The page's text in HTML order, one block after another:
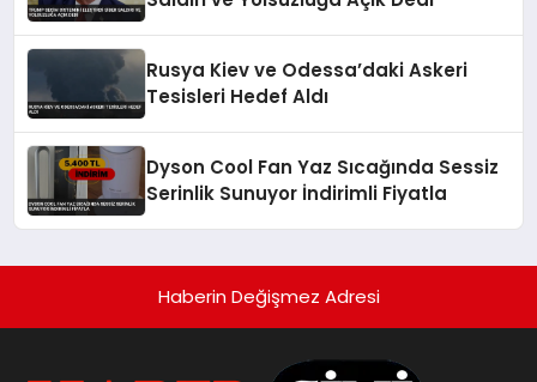
Rusya Kiev ve Odessa’daki Askeri
Tesisleri Hedef Aldı
Dyson Cool Fan Yaz Sıcağında Sessiz
Serinlik Sunuyor İndirimli Fiyatla
Haberin Değişmez Adresi